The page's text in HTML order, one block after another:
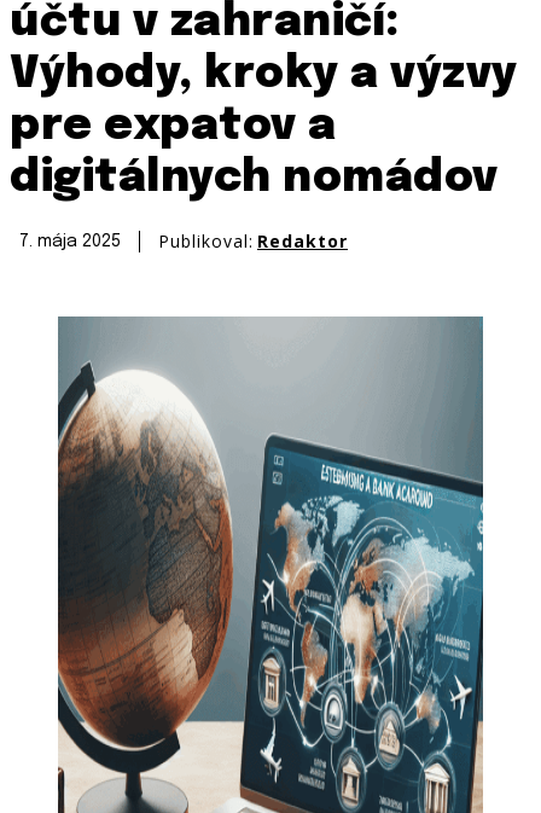
účtu v zahraničí:
Výhody, kroky a výzvy
pre expatov a
digitálnych nomádov
7. mája 2025 Publikoval: Redaktor